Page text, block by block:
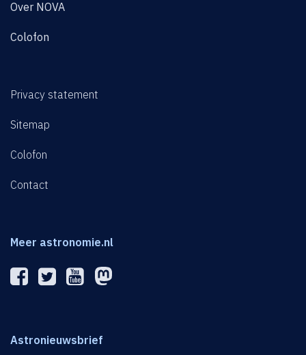
Over NOVA
Colofon
Privacy statement
Sitemap
Colofon
Contact
Meer astronomie.nl
Astronieuwsbrief